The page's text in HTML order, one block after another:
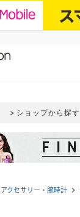
ショップから探す
アクセサリー・腕時計 navigate_next